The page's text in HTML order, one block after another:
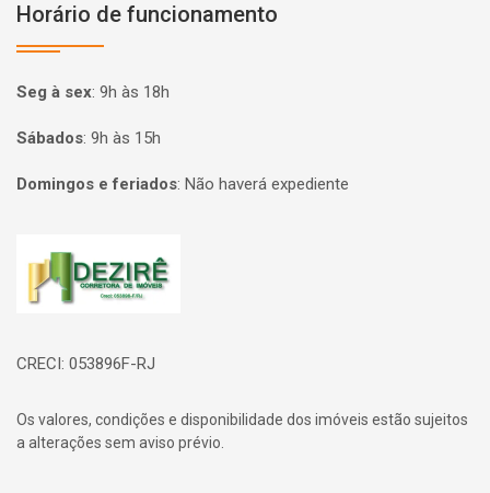
Horário de funcionamento
Seg à sex: 9h às 18h
Sábados: 9h às 15h
Domingos e feriados: Não haverá expediente
Página inicial
CRECI: 053896F-RJ
Os valores, condições e disponibilidade dos imóveis estão sujeitos
a alterações sem aviso prévio.